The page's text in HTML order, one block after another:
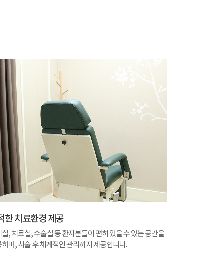
한 치료환경 제공
, 치료실, 수술실 등 환자분들이 편히 있을 수 있는 공간을
며, 시술 후 체계적인 관리까지 제공합니다.